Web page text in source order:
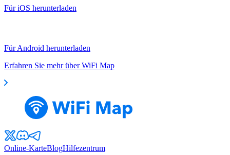
Für iOS herunterladen
Für Android herunterladen
Erfahren Sie mehr über WiFi Map
Online-KarteBlogHilfezentrum